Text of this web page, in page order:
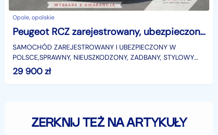
Opole, opolskie
Peugeot RCZ zarejestrowany, ubezpieczony, atrakcyjny przebieg
SAMOCHÓD ZAREJESTROWANY I UBEZPIECZONY W
POLSCE,SPRAWNY, NIEUSZKODZONY, ZADBANY, STYLOWY
,SAMOCHÓD WYRÓŻNIA SIĘ WYJĄTKOWYM
WYGLĄDEM,PODWÓJNY GARB NA DACHU NADAJ
29 900zł
ZERKNIJ TEŻ NA ARTYKUŁY